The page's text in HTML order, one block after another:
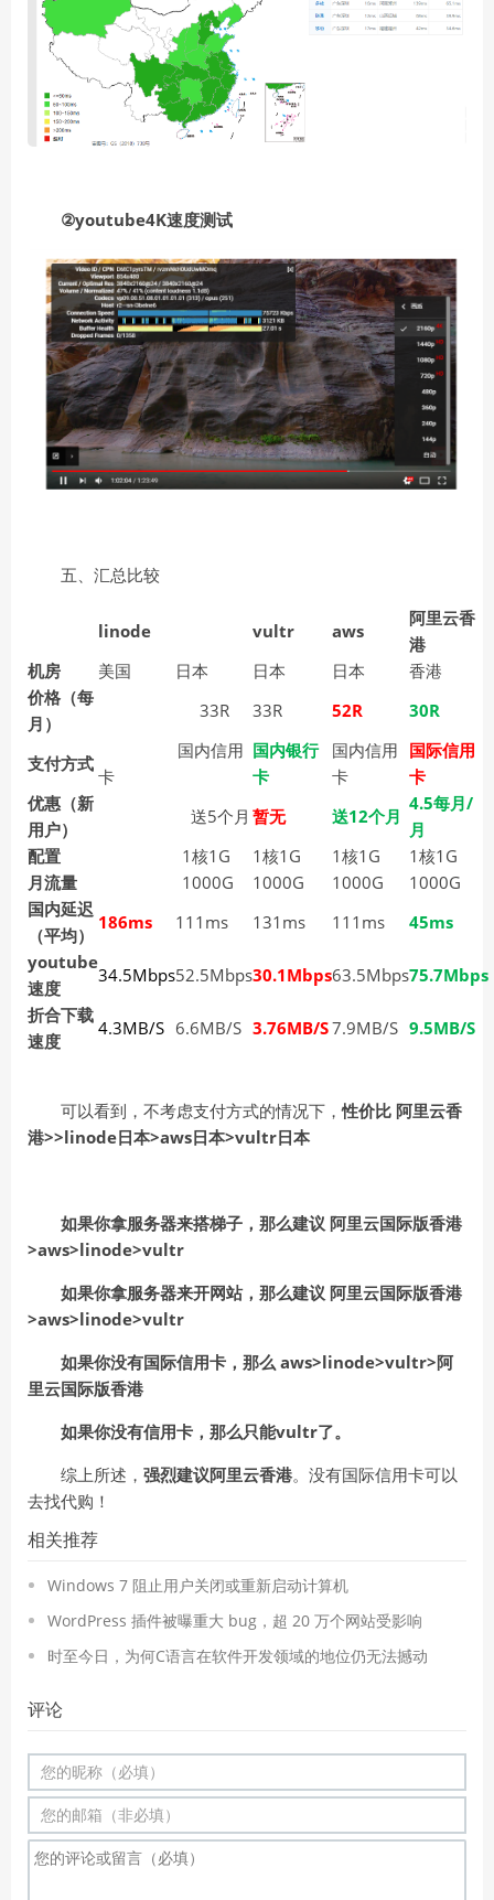
②youtube4K速度测试
五、汇总比较
linode vultr aws
阿里云香
港
机房
美国 日本 日本 日本
香港
价格（每
月）
33R 33R 52R 30R
支付方式
国内信用
卡
国内银行
卡
国内信用
卡
国际信用
卡
优惠（新
用户）
送5个月 暂无 送12个月
4.5每月/
月
配置
1核1G 1核1G 1核1G
1核1G
月流量
1000G 1000G 1000G
1000G
国内延迟
（平均）
186ms 111ms 131ms 111ms
45ms
youtube
速度
34.5Mbps52.5Mbps30.1Mbps63.5Mbps75.7Mbps
折合下载
速度
4.3MB/S 6.6MB/S 3.76MB/S7.9MB/S 9.5MB/S
可以看到，不考虑支付方式的情况下，性价比 阿里云香
港>>linode日本>aws日本>vultr日本
如果你拿服务器来搭梯子，那么建议 阿里云国际版香港
>aws>linode>vultr
如果你拿服务器来开网站，那么建议 阿里云国际版香港
>aws>linode>vultr
如果你没有国际信用卡，那么 aws>linode>vultr>阿
里云国际版香港
如果你没有信用卡，那么只能vultr了。
综上所述， 强烈建议阿里云香港。没有国际信用卡可以
去找代购！
相关推荐
Windows 7 阻止用户关闭或重新启动计算机
WordPress 插件被曝重大 bug，超 20 万个网站受影响
时至今日，为何C语言在软件开发领域的地位仍无法撼动
评论